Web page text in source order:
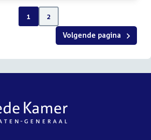
1 2
Volgende pagina